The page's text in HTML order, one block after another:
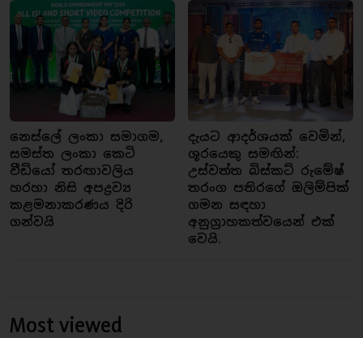
නෙස්ලේ ලංකා සමාගම,
සමස්ත ලංකා කෙටි
වීඩියෝ තරඟාවලිය
හරහා නිසි අපද්‍රව්‍ය
කළමනාකරණය දිරි
ගන්වයි
දැයට ආදර්ශයක් වෙමින්,
ශූරයෙකු සමඟින්:
උස්වත්ත බිස්කට් රුමේෂ්
තරංග පතිරගේ ඔලිම්පික්
ගමන සඳහා
අනුග්‍රාහකත්වයෙන් එක්
වෙයි.
Most viewed